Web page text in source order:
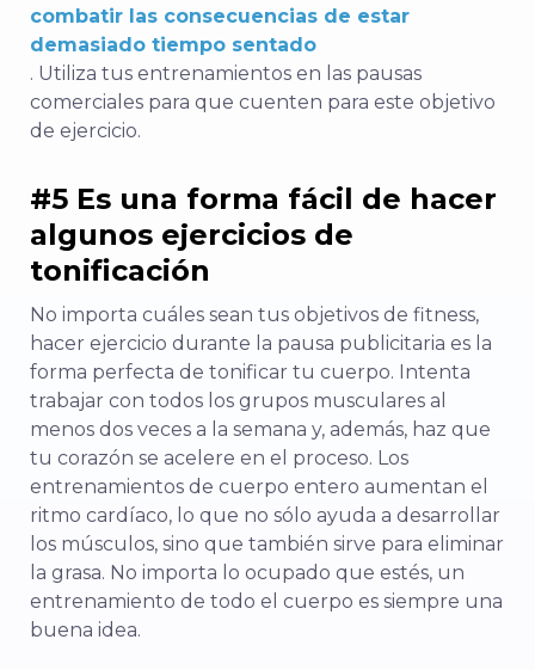
combatir las consecuencias de estar
demasiado tiempo sentado
. Utiliza tus entrenamientos en las pausas
comerciales para que cuenten para este objetivo
de ejercicio.
#5 Es una forma fácil de hacer
algunos ejercicios de
tonificación
No importa cuáles sean tus objetivos de fitness,
hacer ejercicio durante la pausa publicitaria es la
forma perfecta de tonificar tu cuerpo. Intenta
trabajar con todos los grupos musculares al
menos dos veces a la semana y, además, haz que
tu corazón se acelere en el proceso. Los
entrenamientos de cuerpo entero aumentan el
ritmo cardíaco, lo que no sólo ayuda a desarrollar
los músculos, sino que también sirve para eliminar
la grasa. No importa lo ocupado que estés, un
entrenamiento de todo el cuerpo es siempre una
buena idea.